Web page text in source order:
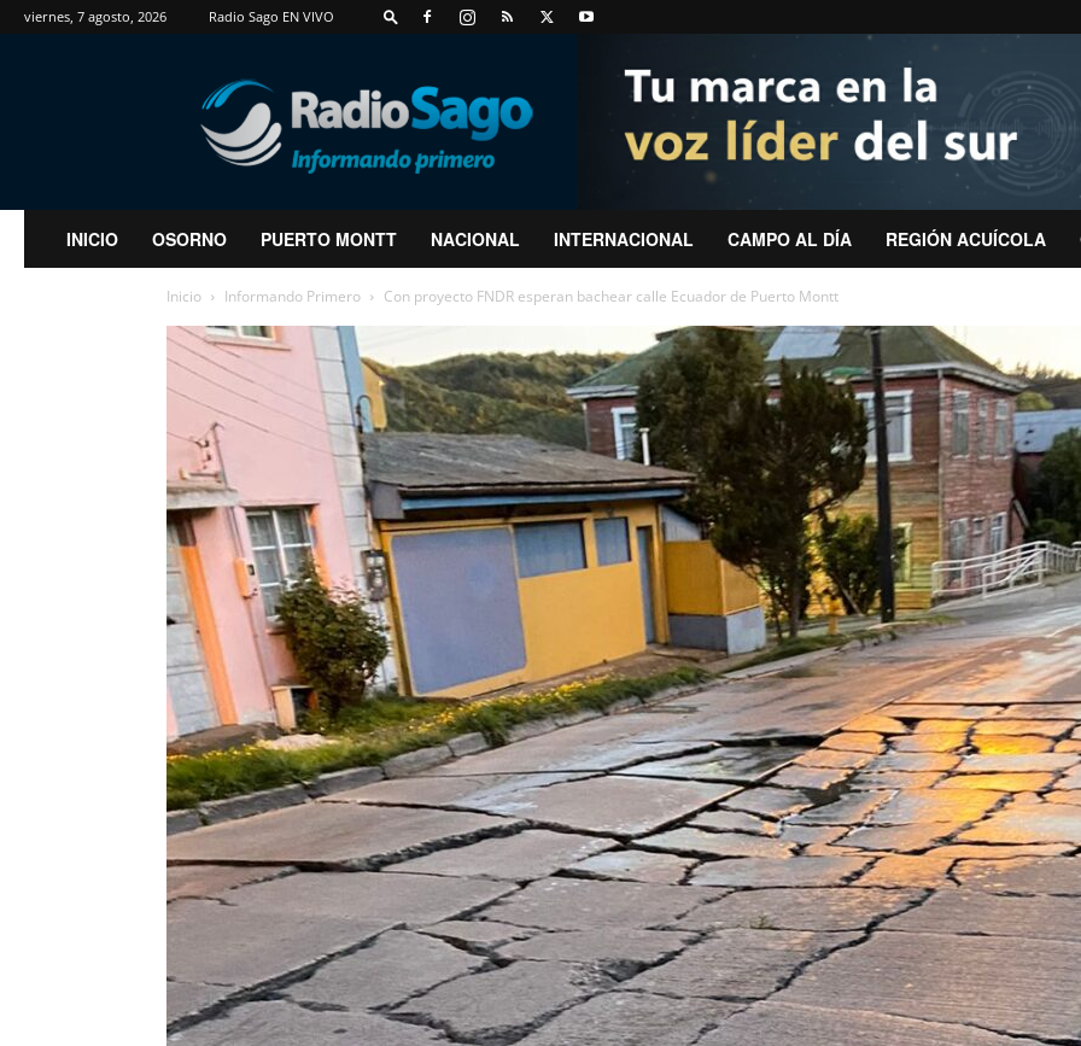
viernes, 7 agosto, 2026 Radio Sago EN VIVO
RadioSago
INICIO OSORNO PUERTO MONTT NACIONAL INTERNACIONAL CAMPO AL DÍA REGIÓN ACUÍCOLA
Inicio Informando Primero Con proyecto FNDR esperan bachear calle Ecuador de Puerto Montt